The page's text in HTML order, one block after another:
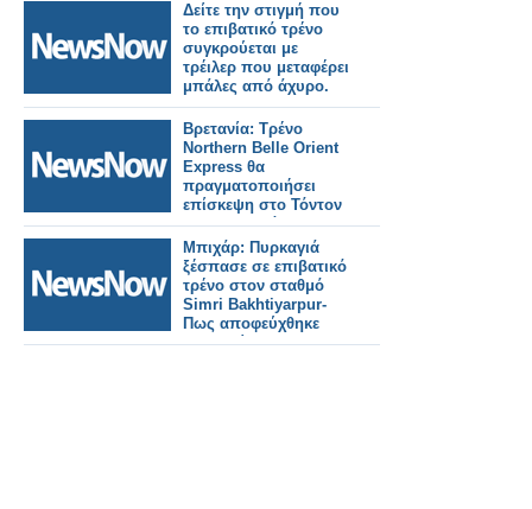
Δείτε την στιγμή που
το επιβατικό τρένο
συγκρούεται με
τρέιλερ που μεταφέρει
μπάλες από άχυρο.
Βρετανία: Τρένο
Northern Belle Orient
Express θα
πραγματοποιήσει
επίσκεψη στο Τόντον
της Κορνουάλης.
Μπιχάρ: Πυρκαγιά
ξέσπασε σε επιβατικό
τρένο στον σταθμό
Simri Bakhtiyarpur-
Πως αποφεύχθηκε
τραγωδία.